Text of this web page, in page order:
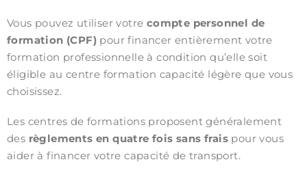
Vous pouvez utiliser votre compte personnel de
formation (CPF) pour financer entièrement votre
formation professionnelle à condition qu’elle soit
éligible au centre formation capacité légère que vous
choisissez.
Les centres de formations proposent généralement
des règlements en quatre fois sans frais pour vous
aider à financer votre capacité de transport.